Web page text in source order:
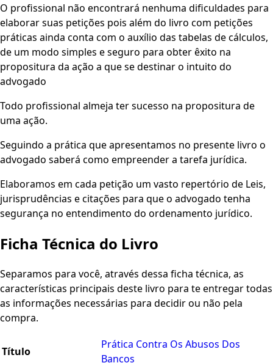
O profissional não encontrará nenhuma dificuldades para
elaborar suas petições pois além do livro com petições
práticas ainda conta com o auxílio das tabelas de cálculos,
de um modo simples e seguro para obter êxito na
propositura da ação a que se destinar o intuito do
advogado
Todo profissional almeja ter sucesso na propositura de
uma ação.
Seguindo a prática que apresentamos no presente livro o
advogado saberá como empreender a tarefa jurídica.
Elaboramos em cada petição um vasto repertório de Leis,
jurisprudências e citações para que o advogado tenha
segurança no entendimento do ordenamento jurídico.
Ficha Técnica do Livro
Separamos para você, através dessa ficha técnica, as
características principais deste livro para te entregar todas
as informações necessárias para decidir ou não pela
compra.
Título
Prática Contra Os Abusos Dos
Bancos